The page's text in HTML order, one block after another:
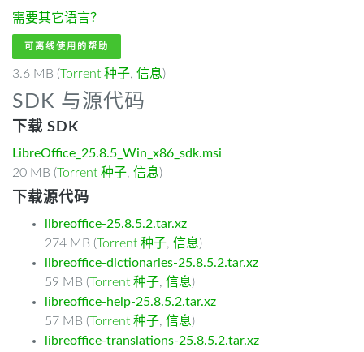
需要其它语言？
可离线使用的帮助
3.6 MB (Torrent 种子, 信息)
SDK 与源代码
下载 SDK
LibreOffice_25.8.5_Win_x86_sdk.msi
20 MB (Torrent 种子, 信息)
下载源代码
libreoffice-25.8.5.2.tar.xz
274 MB (Torrent 种子, 信息)
libreoffice-dictionaries-25.8.5.2.tar.xz
59 MB (Torrent 种子, 信息)
libreoffice-help-25.8.5.2.tar.xz
57 MB (Torrent 种子, 信息)
libreoffice-translations-25.8.5.2.tar.xz